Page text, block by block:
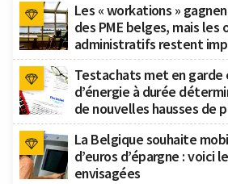
Les « workations »
des PME belges, mais les
administratifs restent
Testachats met en
d’énergie à durée
de nouvelles hausses de
La Belgique souhaite
d’euros d’épargne : voici
envisagées